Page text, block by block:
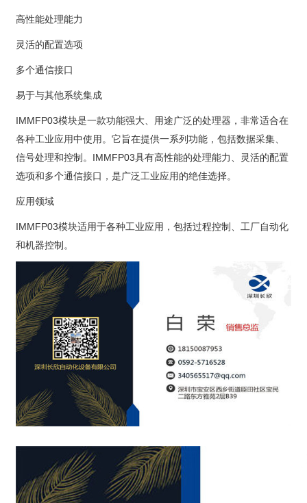
高性能处理能力
灵活的配置选项
多个通信接口
易于与其他系统集成
IMMFP03模块是一款功能强大、用途广泛的处理器，非常适合在
各种工业应用中使用。它旨在提供一系列功能，包括数据采集、
信号处理和控制。IMMFP03具有高性能的处理能力、灵活的配置
选项和多个通信接口，是广泛工业应用的绝佳选择。
应用领域
IMMFP03模块适用于各种工业应用，包括过程控制、工厂自动化
和机器控制。